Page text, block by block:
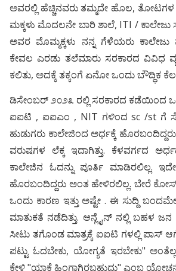
ಅವರಲ್ಲಿ ಹೆಚ್ಚಿನವರು ತಮ್ಮದೇ ಹೊಲ,
ಮಕ್ಕಳು ಮೊದಲನೇ ಬಾರಿ ಶಾಲೆ, ITI /
ಅವರ ಮೊಮ್ಮಕ್ಕಳು ನನ್ನ ಗೆಳೆಯರು
ಕೇವಲ ಎರಡು ತಲೆಮಾರು ಸರಕಾರದ ವಿವಿಧ
ಕಲಿತು, ಅದಕ್ಕೆ ತಕ್ಕಂಗೆ ಏನೋ ಒಂದು ಬೌದ್ಧಿಕ
ಡಿಸೇಂಬರ್ ೨೦೨೩ ರಲ್ಲಿ ಸರಕಾರದ ಕಡೆಯಿಂದ
ಐಐಟಿ , ಐಐಎಂ , NIT ಗಳಿಂದ sc /st ಗೆ
ಹುಡುಗರು ಕಾಲೇಜಿಂದ ಅರ್ಧಕ್ಕೆ
ವರುಷಗಳ ಲೆಕ್ಕ ಇದಾಗಿತ್ತು. ಕೆಳವರ್ಗದ
ಕಾಲೇಜಿನ ಓದನ್ನು ಪೂರ್ತಿ ಮಾಡಿರಲಿಲ್ಲ.
ಹೊರಬಂದಿದ್ದರು ಅಂತ ಹೇಳಿರಲಿಲ್ಲ. ಬೇರೆ
ಒಂದು ಕಾರಣ ಇತ್ತು ಅಷ್ಟೇ . ಈ ಸುದ್ದಿ
ಮಾತುಕತೆ ನಡೆದಿತ್ತು. ಆನ್ಲೈನ್ ನಲ್ಲಿ ಬಹಳ
ಸೀಟು ತಗೊಂಡ ಮಾತ್ರಕ್ಕೆ ಐಐಟಿ ಗಳಲ್ಲಿ ಪಾಸ್
ಪಟ್ಟು ಓದಬೇಕು, ಯೋಗ್ಯತೆ ಇರಬೇಕು" ಅಂತೆಲ್ಲ
ಕೇಳಿ "ಯಾಕೆ ಹಿಂಗಾಗಿರಬಹುದು" ಎಂಬ